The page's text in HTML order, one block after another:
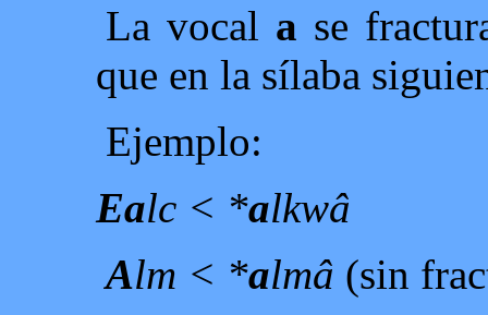
La vocal a se
que en la sílaba
Ejemplo:
Ealc < *alkwâ
Alm < *almâ (sin